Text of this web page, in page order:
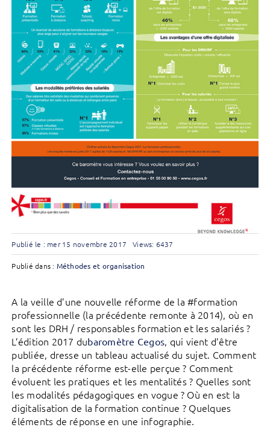
Publié le : mer 15 novembre 2017 Views: 6437
Publié dans : Méthodes et organisation
A la veille d’une nouvelle réforme de la #formation
professionnelle (la précédente remonte à 2014), où en
sont les DRH / responsables formation et les salariés ?
L’édition 2017 dubaromètre Cegos, qui vient d’être
publiée, dresse un tableau actualisé du sujet. Comment
la précédente réforme est-elle perçue ? Comment
évoluent les pratiques et les mentalités ? Quelles sont
les modalités pédagogiques en vogue ? Où en est la
digitalisation de la formation continue ? Quelques
éléments de réponse en une infographie.